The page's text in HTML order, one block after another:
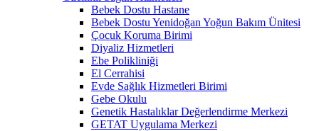
Bebek Dostu Hastane
Bebek Dostu Yenidoğan Yoğun Bakım Ünitesi
Çocuk Koruma Birimi
Diyaliz Hizmetleri
Ebe Polikliniği
El Cerrahisi
Evde Sağlık Hizmetleri Birimi
Gebe Okulu
Genetik Hastalıklar Değerlendirme Merkezi
GETAT Uygulama Merkezi